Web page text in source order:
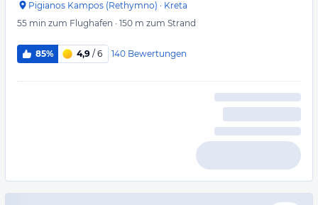
Pigianos Kampos (Rethymno) · Kreta
55 min zum Flughafen · 150 m zum Strand
85% 4,9 / 6 140 Bewertungen